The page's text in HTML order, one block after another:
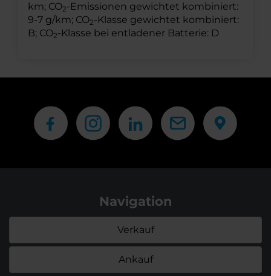
km; CO2-Emissionen gewichtet kombiniert:
9-7 g/km; CO2-Klasse gewichtet kombiniert:
B; CO2-Klasse bei entladener Batterie: D
Navigation
Verkauf
Ankauf